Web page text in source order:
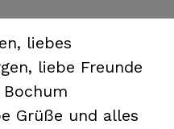
liebes
liebe Freunde
Grüße und alles